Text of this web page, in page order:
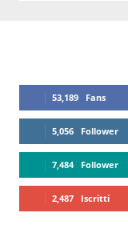
53,189 Fans
5,056 Follower
7,484 Follower
2,487 Iscritti